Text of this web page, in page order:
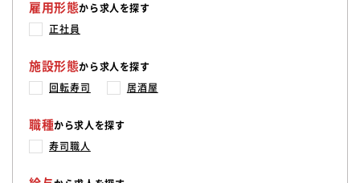
雇用形態から求人を探す
正社員
施設形態から求人を探す
回転寿司 居酒屋
職種から求人を探す
寿司職人